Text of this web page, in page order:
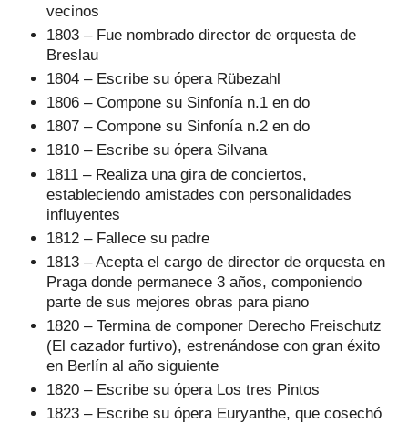
vecinos
1803 – Fue nombrado director de orquesta de
Breslau
1804 – Escribe su ópera Rübezahl
1806 – Compone su Sinfonía n.1 en do
1807 – Compone su Sinfonía n.2 en do
1810 – Escribe su ópera Silvana
1811 – Realiza una gira de conciertos,
estableciendo amistades con personalidades
influyentes
1812 – Fallece su padre
1813 – Acepta el cargo de director de orquesta en
Praga donde permanece 3 años, componiendo
parte de sus mejores obras para piano
1820 – Termina de componer Derecho Freischutz
(El cazador furtivo), estrenándose con gran éxito
en Berlín al año siguiente
1820 – Escribe su ópera Los tres Pintos
1823 – Escribe su ópera Euryanthe, que cosechó